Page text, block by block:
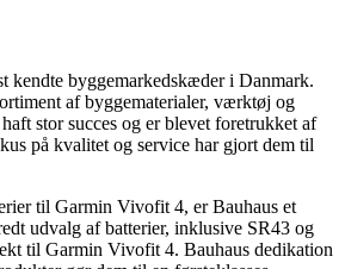
kendte byggemarkedskæder i Danmark.
af byggematerialer, værktøj og
stor succes og er blevet foretrukket af
på kvalitet og service har gjort dem til
til Garmin Vivofit 4, er Bauhaus et
udvalg af batterier, inklusive SR43 og
til Garmin Vivofit 4. Bauhaus dedikation